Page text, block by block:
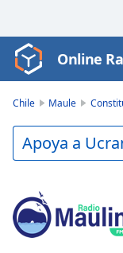
Video
Player
Play
Video
Backward
Skip
Forward
Online
Chile Maule
Apoya a